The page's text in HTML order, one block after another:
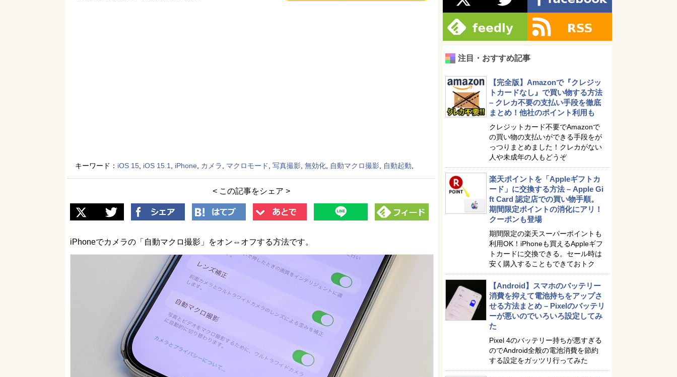
キーワード： iOS 15 iOS 15.1 iPhone カメラ マクロモード 写真撮影 無効化 自動マクロ撮影 自動起動
< この記事をシェア >
iPhoneでカメラの「自動マクロ撮影」をオン⇔オフする方法です。
注目・おすすめ記事
【完全版】Amazonで『クレジッ
トカードなし』で買い物する方法
– クレカ不要の支払い手段を徹底
まとめ！他社のポイント利用も
クレジットカード不要でAmazonで
の買い物の支払いができる手段をが
っつりまとめました！クレカがない
人や未成年の人もどうぞ
楽天ポイントを「Appleギフトカ
ード」に交換する方法 – Apple Gi
ft Card 認定店での買い物手順。
期間限定ポイントの消化にアリ！
クーポンも登場
期間限定の楽天スーパーポイントも
利用OK！iPhoneも買えるAppleギフ
トカードに交換できる。セール時は
安く購入することもできておトク
【Android】スマホのバッテリー
消費を抑えて電池持ちをアップさ
せる方法まとめ – Pixelのバッテリ
ーが悪いのでいろいろ設定してみ
た
Pixel 4のバッテリー持ちが悪すぎる
のでAndroid全般の電池消費を節約
する設定をガッツリ行ってみた